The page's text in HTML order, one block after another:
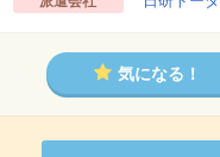
気になる！